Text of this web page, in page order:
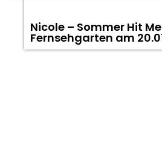
Nicole – Sommer Hit
Fernsehgarten am